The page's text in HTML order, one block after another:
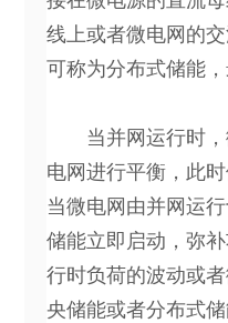
线上或者微电网的
可称为分布式储能
当并网运行时，
电网进行平衡，此
当微电网由并网运
储能立即启动，弥
行时负荷的波动或
央储能或者分布式